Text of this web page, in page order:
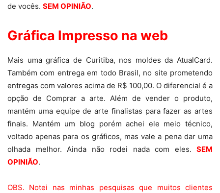
de vocês. SEM OPINIÃO.
Gráfica Impresso na web
Mais uma gráfica de Curitiba, nos moldes da AtualCard.
Também com entrega em todo Brasil, no site prometendo
entregas com valores acima de R$ 100,00. O diferencial é a
opção de Comprar a arte. Além de vender o produto,
mantém uma equipe de arte finalistas para fazer as artes
finais. Mantém um blog porém achei ele meio técnico,
voltado apenas para os gráficos, mas vale a pena dar uma
olhada melhor. Ainda não rodei nada com eles. SEM
OPINIÃO.
OBS. Notei nas minhas pesquisas que muitos clientes